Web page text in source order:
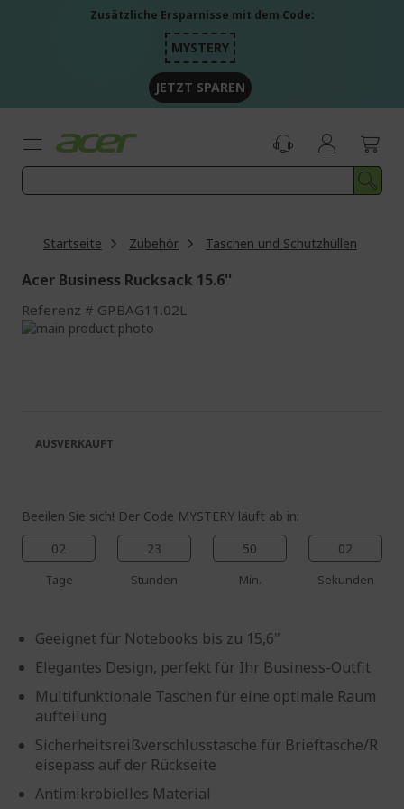
Zusätzliche Ersparnisse mit dem Code:
MYSTERY
JETZT SPAREN
Startseite Zubehör Taschen und Schutzhüllen
Acer Business Rucksack 15.6''
Referenz GP.BAG11.02L
Zum
Beeilen Sie sich! Der Code MYSTERY läuft ab in:
02
Tage
23
Stunden
50
Min.
02
Sekunden
Geeignet für Notebooks bis zu 15,6"
Elegantes Design, perfekt für Ihr Business-Outfit
Multifunktionale Taschen für eine optimale Raum
aufteilung
Sicherheitsreißverschlusstasche für Brieftasche/R
eisepass auf der Rückseite
Antimikrobielles Material
AUSVERKAUFT